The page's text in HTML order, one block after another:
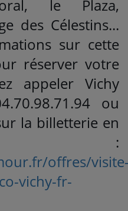
le Plaza,
des Célestins...
sur cette
réserver votre
appeler Vichy
ou
la billetterie en
:
offres/
vichy-fr-